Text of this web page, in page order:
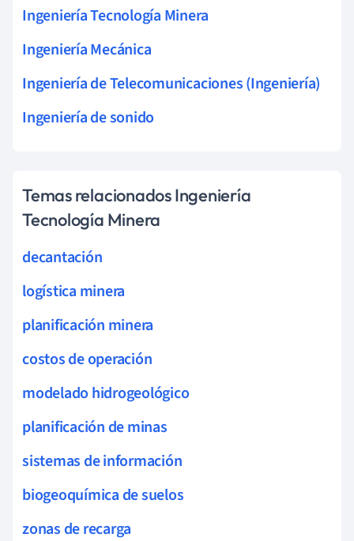
Ingeniería Tecnología Minera
Ingeniería Mecánica
Ingeniería de Telecomunicaciones (Ingeniería)
Ingeniería de sonido
Temas relacionados Ingeniería
Tecnología Minera
decantación
logística minera
planificación minera
costos de operación
modelado hidrogeológico
planificación de minas
sistemas de información
biogeoquímica de suelos
zonas de recarga